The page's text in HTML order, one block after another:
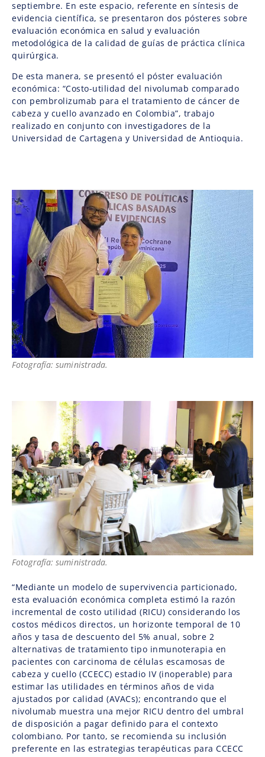
septiembre. En este espacio, referente en síntesis de
evidencia científica, se presentaron dos pósteres sobre
evaluación económica en salud y evaluación
metodológica de la calidad de guías de práctica clínica
quirúrgica.
De esta manera, se presentó el póster evaluación
económica: “Costo-utilidad del nivolumab comparado
con pembrolizumab para el tratamiento de cáncer de
cabeza y cuello avanzado en Colombia”, trabajo
realizado en conjunto con investigadores de la
Universidad de Cartagena y Universidad de Antioquia.
Fotografía: suministrada.
Fotografía: suministrada.
“Mediante un modelo de supervivencia particionado,
esta evaluación económica completa estimó la razón
incremental de costo utilidad (RICU) considerando los
costos médicos directos, un horizonte temporal de 10
años y tasa de descuento del 5% anual, sobre 2
alternativas de tratamiento tipo inmunoterapia en
pacientes con carcinoma de células escamosas de
cabeza y cuello (CCECC) estadio IV (inoperable) para
estimar las utilidades en términos años de vida
ajustados por calidad (AVACs); encontrando que el
nivolumab muestra una mejor RICU dentro del umbral
de disposición a pagar definido para el contexto
colombiano. Por tanto, se recomienda su inclusión
preferente en las estrategias terapéuticas para CCECC